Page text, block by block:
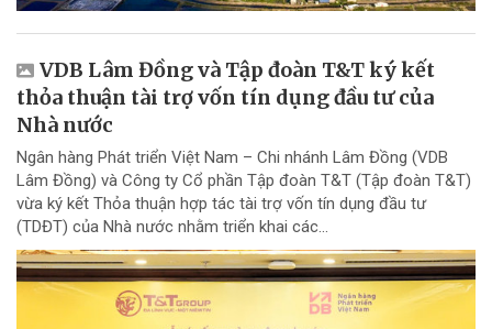
VDB Lâm Đồng và Tập đoàn T&T ký kết
thỏa thuận tài trợ vốn tín dụng đầu tư của
Nhà nước
Ngân hàng Phát triển Việt Nam – Chi nhánh Lâm Đồng (VDB
Lâm Đồng) và Công ty Cổ phần Tập đoàn T&T (Tập đoàn T&T)
vừa ký kết Thỏa thuận hợp tác tài trợ vốn tín dụng đầu tư
(TDĐT) của Nhà nước nhằm triển khai các...